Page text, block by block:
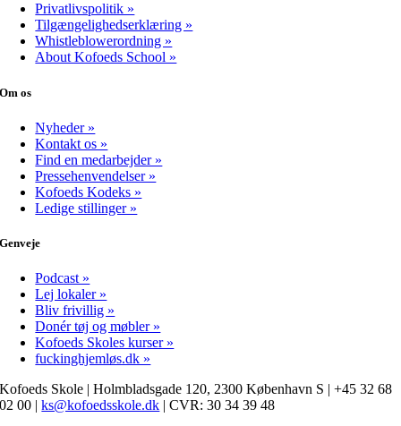
Privatlivspolitik »
Tilgængelighedserklæring »
Whistleblowerordning »
About Kofoeds School »
Om os
Nyheder »
Kontakt os »
Find en medarbejder »
Pressehenvendelser »
Kofoeds Kodeks »
Ledige stillinger »
Genveje
Podcast »
Lej lokaler »
Bliv frivillig »
Donér tøj og møbler »
Kofoeds Skoles kurser »
fuckinghjemløs.dk »
Kofoeds Skole | Holmbladsgade 120, 2300 København S | +45 32 68
02 00 |ks@kofoedsskole.dk | CVR: 30 34 39 48